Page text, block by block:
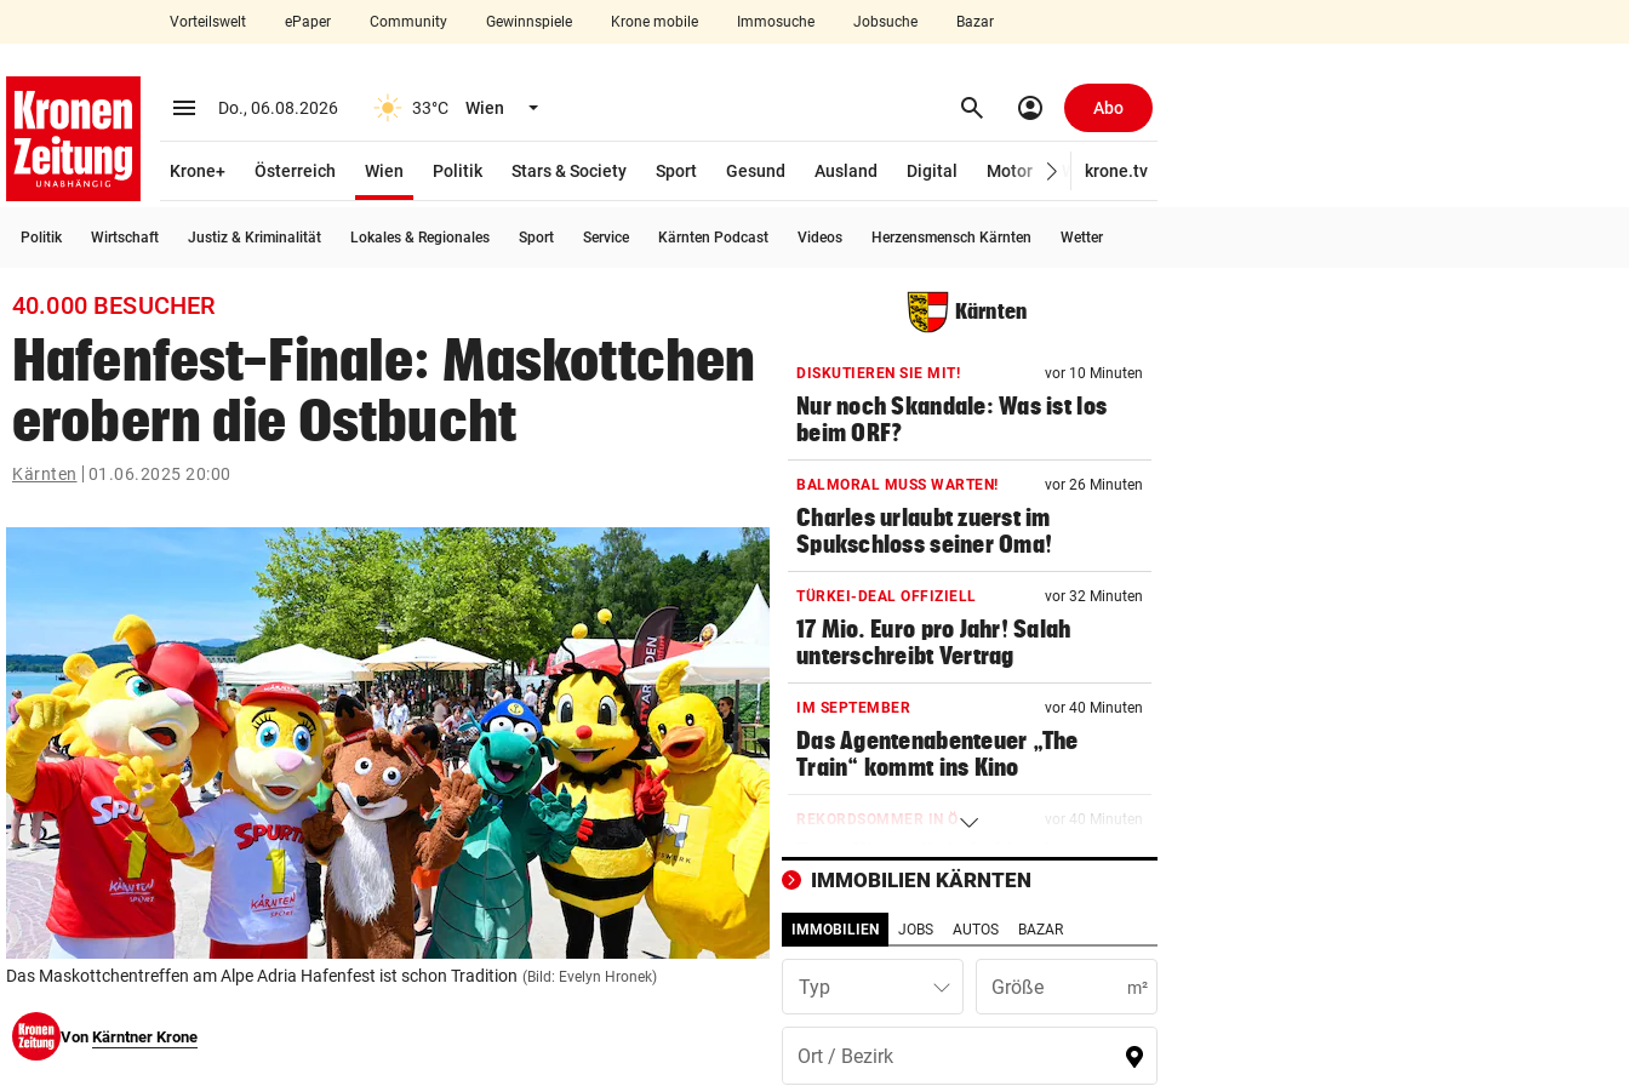
closeSchließen
account_circle Anmelden
arrow_right
bookmark
search
Suchbegriff
eingeben
© Krone Multimedia GmbH & Co KG 2026
Vorteilswelt ePaper Community Gewinnspiele Krone mobile Immosuche Jobsuche Bazar
menu Menü aufklappen
Do., 06.08.2026 33°C Wien Menü aufklappen search Suchen
account_circle Abo
Krone+ Österreich Wien
Politik
Stars & Society Sport Gesund Ausland Digital Motor Wirtschaft
krone.tv
Politik Wirtschaft Justiz & Kriminalität Lokales & Regionales Sport Service Kärnten Podcast Videos Herzensmensch Kärnten Wetter
40.000 BESUCHER
Hafenfest-Finale: Maskottchen
erobern die Ostbucht
Kärnten 01.06.2025 20:00
Das Maskottchentreffen am Alpe Adria Hafenfest ist schon Tradition (Bild: Evelyn Hronek)
Von Kärntner Krone
Kärnten
DISKUTIEREN SIE MIT! vor 10 Minuten
Nur noch Skandale: Was ist los
beim ORF?
BALMORAL MUSS WARTEN! vor 26 Minuten
Charles urlaubt zuerst im
Spukschloss seiner Oma!
TÜRKEI-DEAL OFFIZIELL vor 32 Minuten
17 Mio. Euro pro Jahr! Salah
unterschreibt Vertrag
IM SEPTEMBER vor 40 Minuten
Das Agentenabenteuer „The
Train“ kommt ins Kino
REKORDSOMMER IN Ö vor 40 Minuten
Trotz Hitze gibt’s Lebkuchen ++
Hütten ohne Wasser
MORDALARM IN NÖ vor 40 Minuten
Kampfsportler erschlägt Online-
Flirt im Streit
vor einer Stunde
IMMOBILIEN KÄRNTEN
IMMOBILIEN JOBS AUTOS BAZAR
Typ m²